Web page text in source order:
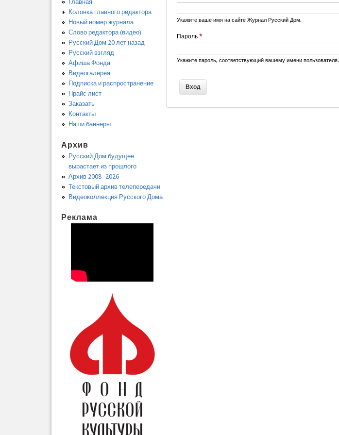
Укажите ваше имя на сайте Журнал Русский Дом.
Пароль*
Укажите пароль, соответствующий вашему имени пользователя.
Главная
Колонка главного редактора
Новый номер журнала
Слово редактора (видео)
Русский Дом 20 лет назад
Русский взгляд
Афиша Фонда
Видеогалерея
Подписка и распространение
Прайс лист
Заказать
Контакты
Наши баннеры
Архив
Русский Дом будущее
вырастает из прошлого
Архив 2008 -2026
Текстовый архив телепередачи
Видеоколлекция Русского Дома
Реклама